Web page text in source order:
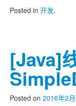
Posted in 开发.
[Java]
Posted on 2016年2